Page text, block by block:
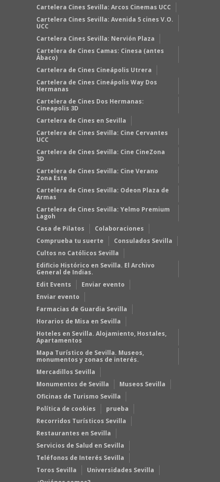
Cartelera Cines Sevilla: Arcos Cinemas UCC
Cartelera Cines Sevilla: Avenida 5 cines V.O.
UCC
Cartelera Cines Sevilla: Nervión Plaza
Cartelera de Cines Camas: Cinesa (antes
Ábaco)
Cartelera de Cines Cineápolis Utrera
Cartelera de Cines Cineápolis Way Dos
Hermanas
Cartelera de Cines Dos Hermanas:
Cineapolis 3D
Cartelera de Cines en Sevilla
Cartelera de Cines Sevilla: Cine Cervantes
UCC
Cartelera de Cines Sevilla: Cine CineZona
3D
Cartelera de Cines Sevilla: Cine Verano
Zona Este
Cartelera de Cines Sevilla: Odeon Plaza de
Armas
Cartelera de Cines Sevilla: Yelmo Premium
Lagoh
Casa de Pilatos
Colaboraciones
Comprueba tu suerte
Consulados Sevilla
Cultos no Católicos Sevilla
Edificio Histórico en Sevilla. El Archivo
General de Indias.
Edit Events
Enviar evento
Enviar evento
Farmacias de Guardia Sevilla
Horarios de Misa en Sevilla
Hoteles en Sevilla. Alojamiento, Hostales,
Apartamentos
Mapa Turístico de Sevilla. Museos,
monumentos y zonas de interés.
Mercadillos Sevilla
Monumentos de Sevilla
Museos Sevilla
Oficinas de Turismo Sevilla
Política de cookies
prueba
Recorridos Turísticos Sevilla
Restaurantes en Sevilla
Servicios de Salud en Sevilla
Teléfonos de Interés Sevilla
Toros Sevilla
Universidades Sevilla